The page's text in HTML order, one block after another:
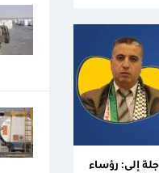
إلى: رؤساء